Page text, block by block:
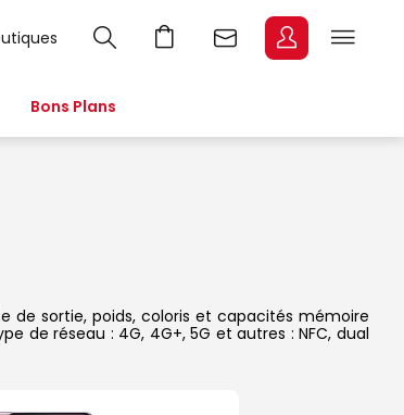
Bons Plans
de sortie, poids, coloris et capacités mémoire
de réseau : 4G, 4G+, 5G et autres : NFC, dual